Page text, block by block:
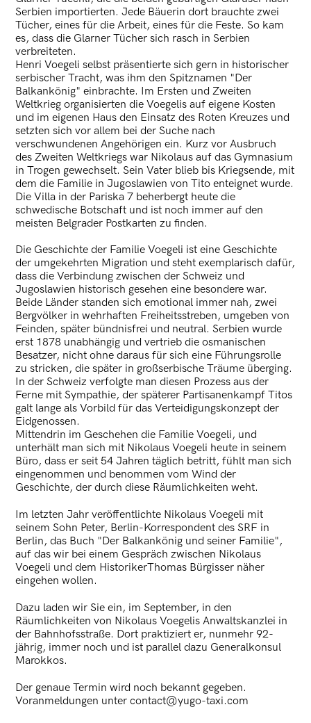
Serbien importierten. Jede Bäuerin dort brauchte zwei
Tücher, eines für die Arbeit, eines für die Feste. So kam
es, dass die Glarner Tücher sich rasch in Serbien
verbreiteten.
Henri Voegeli selbst präsentierte sich gern in historischer
serbischer Tracht, was ihm den Spitznamen "Der
Balkankönig" einbrachte. Im Ersten und Zweiten
Weltkrieg organisierten die Voegelis auf eigene Kosten
und im eigenen Haus den Einsatz des Roten Kreuzes und
setzten sich vor allem bei der Suche nach
verschwundenen Angehörigen ein. Kurz vor Ausbruch
des Zweiten Weltkriegs war Nikolaus auf das Gymnasium
in Trogen gewechselt. Sein Vater blieb bis Kriegsende, mit
dem die Familie in Jugoslawien von Tito enteignet wurde.
Die Villa in der Pariska 7 beherbergt heute die
schwedische Botschaft und ist noch immer auf den
meisten Belgrader Postkarten zu finden.
Die Geschichte der Familie Voegeli ist eine Geschichte
der umgekehrten Migration und steht exemplarisch dafür,
dass die Verbindung zwischen der Schweiz und
Jugoslawien historisch gesehen eine besondere war.
Beide Länder standen sich emotional immer nah, zwei
Bergvölker in wehrhaften Freiheitsstreben, umgeben von
Feinden, später bündnisfrei und neutral. Serbien wurde
erst 1878 unabhängig und vertrieb die osmanischen
Besatzer, nicht ohne daraus für sich eine Führungsrolle
zu stricken, die später in großserbische Träume überging.
In der Schweiz verfolgte man diesen Prozess aus der
Ferne mit Sympathie, der späterer Partisanenkampf Titos
galt lange als Vorbild für das Verteidigungskonzept der
Eidgenossen.
Mittendrin im Geschehen die Familie Voegeli, und
unterhält man sich mit Nikolaus Voegeli heute in seinem
Büro, dass er seit 54 Jahren täglich betritt, fühlt man sich
eingenommen und benommen vom Wind der
Geschichte, der durch diese Räumlichkeiten weht.
Im letzten Jahr veröffentlichte Nikolaus Voegeli mit
seinem Sohn Peter, Berlin-Korrespondent des SRF in
Berlin, das Buch "Der Balkankönig und seiner Familie",
auf das wir bei einem Gespräch zwischen Nikolaus
Voegeli und dem HistorikerThomas Bürgisser näher
eingehen wollen.
Dazu laden wir Sie ein, im September, in den
Räumlichkeiten von Nikolaus Voegelis Anwaltskanzlei in
der Bahnhofsstraße. Dort praktiziert er, nunmehr 92-
jährig, immer noch und ist parallel dazu Generalkonsul
Marokkos.
Der genaue Termin wird noch bekannt gegeben.
Voranmeldungen unter contact@yugo-taxi.com